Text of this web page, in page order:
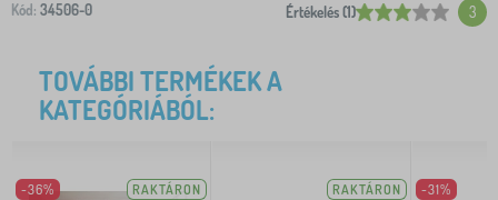
Kód: 34506-0 Értékelés (1) 3
TOVÁBBI TERMÉKEK A
KATEGÓRIÁBÓL:
-36% RAKTÁRON RAKTÁRON -31%